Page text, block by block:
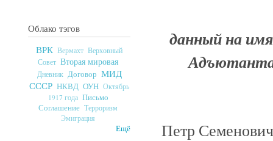
Облако тэгов
ВРК Вермахт Верховный
Совет Вторая мировая
Дневник Договор МИД
СССР НКВД ОУН Октябрь
1917 года Письмо
Соглашение Терроризм
Эмиграция
Ещё
данный на
Петр